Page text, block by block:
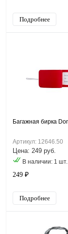
Подробнее
Багажная бирка
Артикул: 12646.50
Цена: 249 руб.
В наличии: 1 шт.
249 ₽
Подробнее